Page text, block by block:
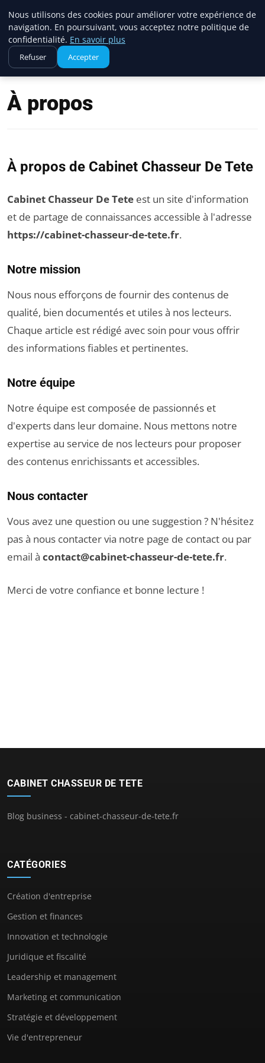
Cabinet Chasseur De Tete
À propos
À propos de Cabinet Chasseur De Tete
Cabinet Chasseur De Tete est un site d'information
et de partage de connaissances accessible à l'adresse
https://cabinet-chasseur-de-tete.fr.
Notre mission
Nous nous efforçons de fournir des contenus de
qualité, bien documentés et utiles à nos lecteurs.
Chaque article est rédigé avec soin pour vous offrir
des informations fiables et pertinentes.
Notre équipe
Notre équipe est composée de passionnés et
d'experts dans leur domaine. Nous mettons notre
expertise au service de nos lecteurs pour proposer
des contenus enrichissants et accessibles.
Nous contacter
Vous avez une question ou une suggestion ? N'hésitez
pas à nous contacter via notre page de contact ou par
email à contact@cabinet-chasseur-de-tete.fr.
Merci de votre confiance et bonne lecture !
CABINET CHASSEUR DE TETE
Blog business - cabinet-chasseur-de-tete.fr
CATÉGORIES
Création d'entreprise
Gestion et finances
Innovation et technologie
Juridique et fiscalité
Leadership et management
Marketing et communication
Stratégie et développement
Vie d'entrepreneur
Nous utilisons des cookies pour améliorer votre expérience de
navigation. En poursuivant, vous acceptez notre politique de
confidentialité. En savoir plus
Refuser Accepter